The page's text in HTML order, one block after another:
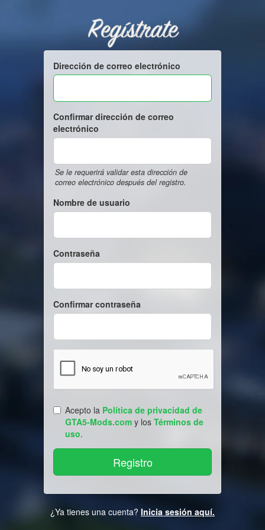
Regístrate
Dirección de correo electrónico
Confirmar dirección de correo
electrónico
Se le requerirá validar esta dirección de
correo electrónico después del registro.
Nombre de usuario
Contraseña
Confirmar contraseña
Acepto la Política de privacidad de
GTA5-Mods.com y los Términos de
uso.
¿Ya tienes una cuenta? Inicia sesión aquí.